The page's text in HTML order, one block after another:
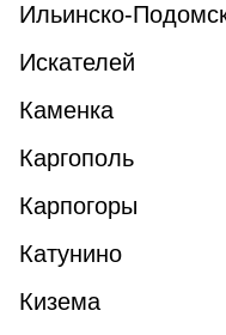
Ильинско-
Искателей
Каменка
Каргополь
Карпогоры
Катунино
Кизема